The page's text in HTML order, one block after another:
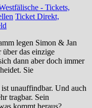
- Tickets,
Ticket Direkt,
legen Simon & Jan
das einzige
dann aber doch immer
Sie
unauffindbar. Und auch
tragbar. Sein
kommt heraus?